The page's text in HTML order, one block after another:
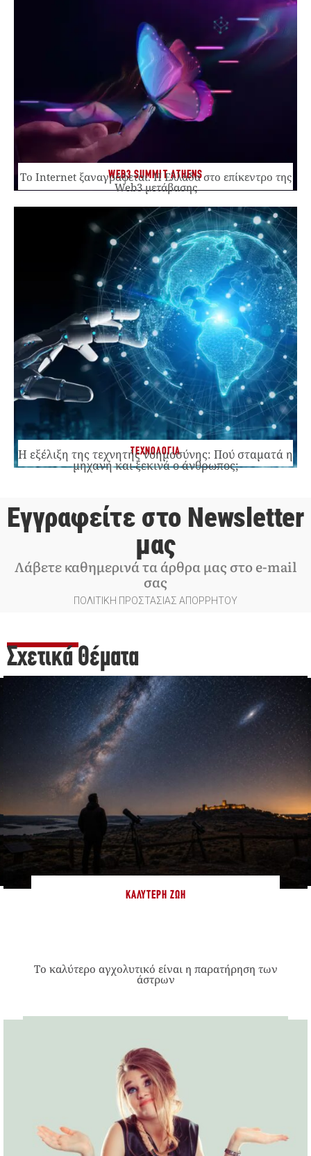
WEB3 SUMMIT ATHENS
Το Internet ξαναγράφεται. Η Ελλάδα στο επίκεντρο της
Web3 μετάβασης
ΤΕΧΝΟΛΟΓΙΑ
Η εξέλιξη της τεχνητής νοημοσύνης: Πού σταματά η
μηχανή και ξεκινά ο άνθρωπος;
Εγγραφείτε στο Newsletter
μας
Λάβετε καθημερινά τα άρθρα μας στο e-mail
σας
ΠΟΛΙΤΙΚΗ ΠΡΟΣΤΑΣΙΑΣ ΑΠΟΡΡΗΤΟΥ
Σχετικά Θέματα
ΚΑΛΎΤΕΡΗ ΖΩΉ
Το καλύτερο αγχολυτικό είναι η παρατήρηση των
άστρων